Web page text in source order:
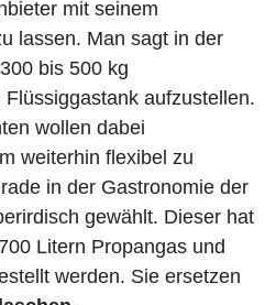
mit seinem
lassen. Man sagt in der
bis 500 kg
aufzustellen.
wollen dabei
weiterhin flexibel zu
in der Gastronomie der
gewählt. Dieser hat
Litern Propangas und
werden. Sie ersetzen